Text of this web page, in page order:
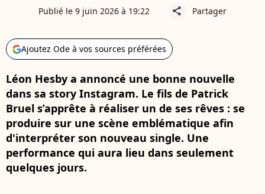
Publié le 9 juin 2026 à 19:22 share Partager
Ajoutez Ode à vos sources préférées
Léon Hesby a annoncé une bonne nouvelle
dans sa story Instagram. Le fils de Patrick
Bruel s’apprête à réaliser un de ses rêves : se
produire sur une scène emblématique afin
d'interpréter son nouveau single. Une
performance qui aura lieu dans seulement
quelques jours.